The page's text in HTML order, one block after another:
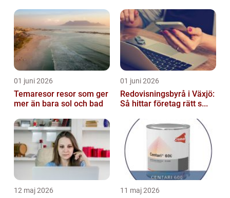
01 juni 2026
Temaresor resor som ger
mer än bara sol och bad
01 juni 2026
Redovisningsbyrå i Växjö:
Så hittar företag rätt s...
12 maj 2026 11 maj 2026